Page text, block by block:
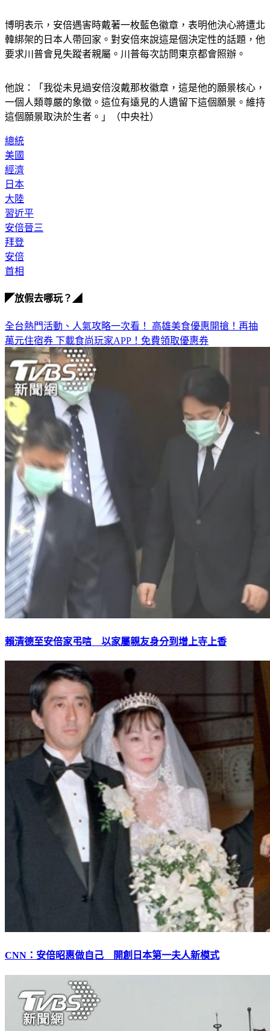
博明表示，安倍遇害時戴著一枚藍色徽章，表明他決心將遭北
韓綁架的日本人帶回家。對安倍來說這是個決定性的話題，他
要求川普會見失蹤者親屬。川普每次訪問東京都會照辦。
他說：「我從未見過安倍沒戴那枚徽章，這是他的願景核心，
一個人類尊嚴的象徵。這位有遠見的人遺留下這個願景。維持
這個願景取決於生者。」（中央社）
總統
美國
經濟
日本
大陸
習近平
安倍晉三
拜登
安倍
首相
◤放假去哪玩？◢
全台熱門活動、人氣攻略一次看！ 高雄美食優惠開搶！再抽
萬元住宿券 下載食尚玩家APP！免費領取優惠券
賴清德至安倍家弔唁 以家屬親友身分到增上寺上香
CNN：安倍昭惠做自己 開創日本第一夫人新模式